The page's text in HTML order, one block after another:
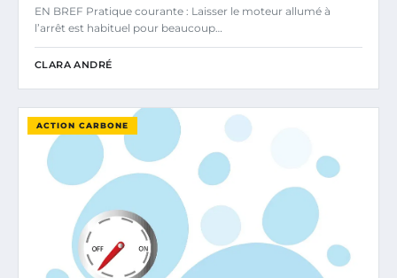
EN BREF Pratique courante : Laisser le moteur allumé à
l’arrêt est habituel pour beaucoup…
CLARA ANDRÉ
ACTION CARBONE